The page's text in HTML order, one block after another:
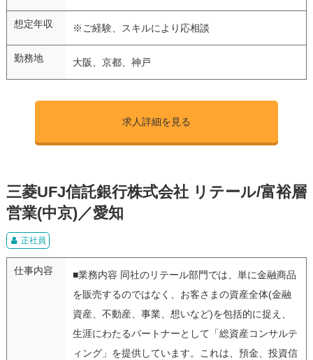
想定年収 ※ご経験、スキルにより応相談
勤務地 大阪、京都、神戸
求人詳細を見る
三菱UFJ信託銀行株式会社 リテール/富裕層
営業(中京)／愛知
正社員
仕事内容
■業務内容 同社のリテール部門では、単に金融商品
を販売するのではなく、お客さまの資産全体(金融
資産、不動産、事業、想いなど)を包括的に捉え、
生涯にわたるパートナーとして「総資産コンサルテ
ィング」を提供しています。これは、預金、投資信